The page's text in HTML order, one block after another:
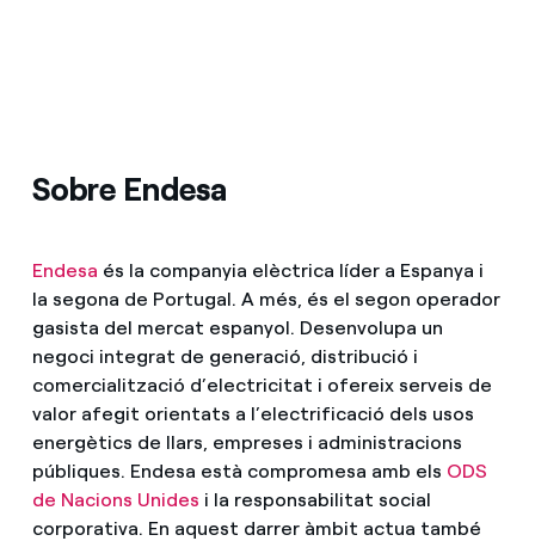
Sobre Endesa
Endesa és la companyia elèctrica líder a Espanya i
la segona de Portugal. A més, és el segon operador
gasista del mercat espanyol. Desenvolupa un
negoci integrat de generació, distribució i
comercialització d’electricitat i ofereix serveis de
valor afegit orientats a l’electrificació dels usos
energètics de llars, empreses i administracions
públiques. Endesa està compromesa amb els ODS
de Nacions Unides i la responsabilitat social
corporativa. En aquest darrer àmbit actua també